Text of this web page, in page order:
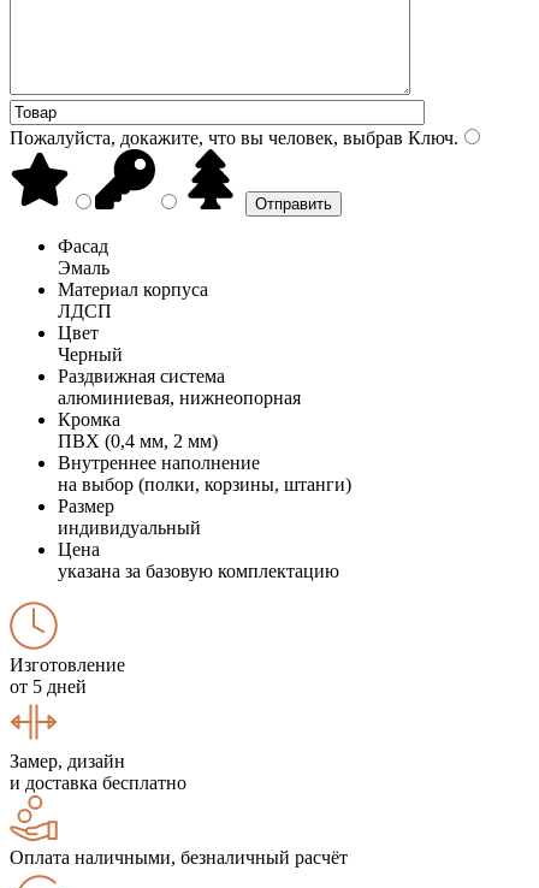
Пожалуйста, докажите, что вы человек, выбрав Ключ.
Фасад
Эмаль
Материал корпуса
ЛДСП
Цвет
Черный
Раздвижная система
алюминиевая, нижнеопорная
Кромка
ПВХ (0,4 мм, 2 мм)
Внутреннее наполнение
на выбор (полки, корзины, штанги)
Размер
индивидуальный
Цена
указана за базовую комплектацию
Изготовление
от 5 дней
Замер, дизайн
и доставка бесплатно
Оплата наличными, безналичный расчёт